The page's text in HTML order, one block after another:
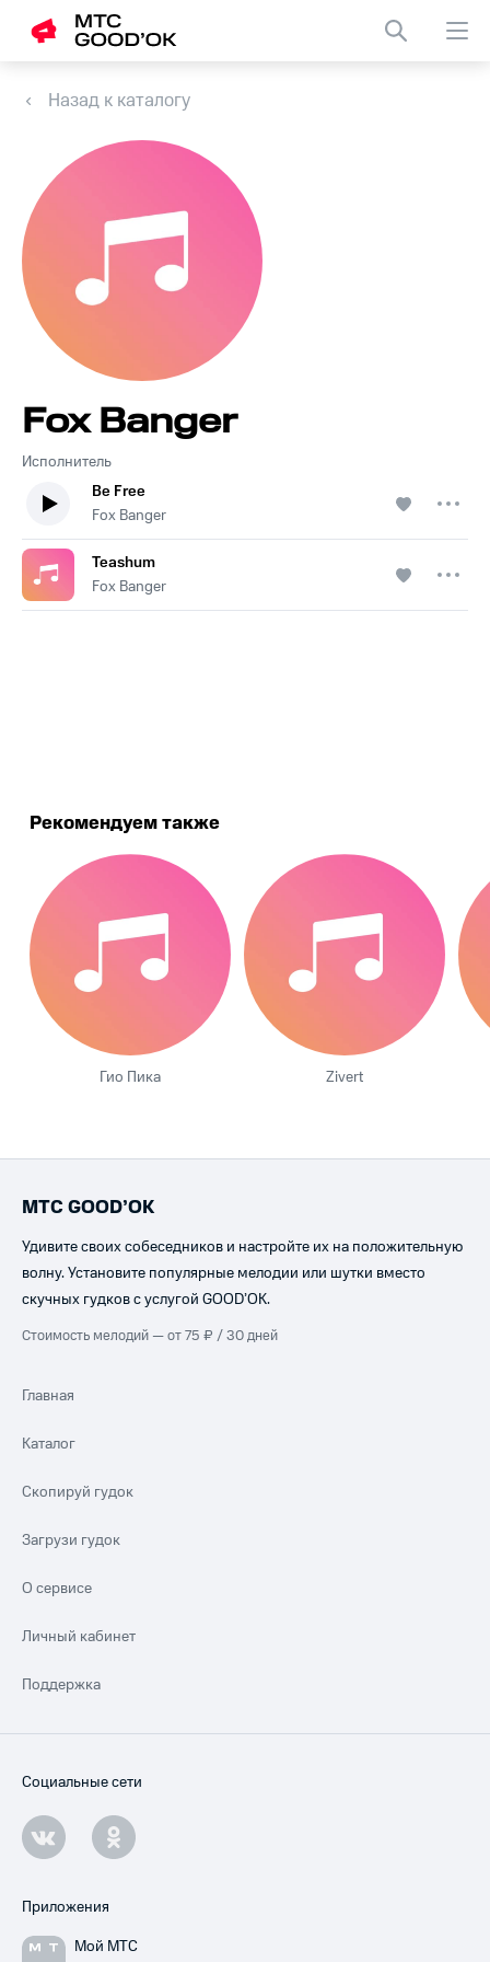
Назад к каталогу
Исполнитель
Fox Banger
Be Free
Fox Banger
Teashum
Fox Banger
Рекомендуем также
Гио Пика Zivert
МТС GOOD’OK
Удивите своих собеседников и настройте их на положительную
волну. Установите популярные мелодии или шутки вместо
скучных гудков с услугой GOOD’OK.
Стоимость мелодий — от 75 ₽ / 30 дней
Главная
Каталог
Скопируй гудок
Загрузи гудок
О сервисе
Личный кабинет
Поддержка
Социальные сети
Приложения
Мой МТС